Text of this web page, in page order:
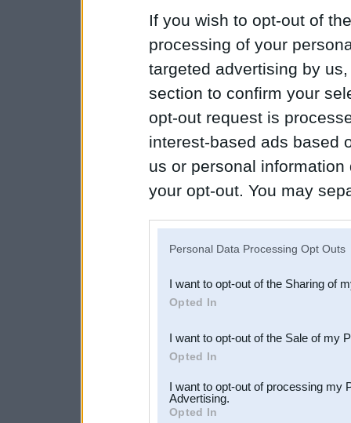
If you wish to opt-out of
processing of your
targeted advertising by
section to confirm your
opt-out request is
interest-based ads based
us or personal
your opt-out. You may
Downstream Participants
third parties.
Personal Data Processing Opt Outs
I want to opt-out of the Sharing of
Opted In
I want to opt-out of the Sale of my
Opted In
I want to opt-out of processing my
Advertising.
Opted In